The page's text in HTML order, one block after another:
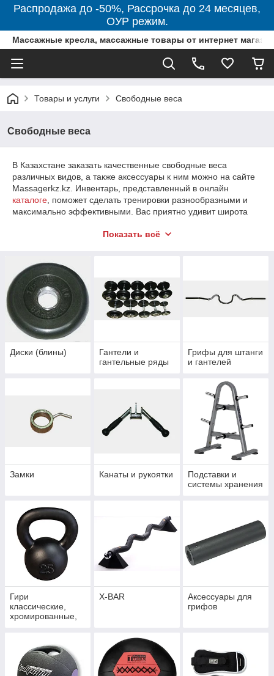
Распродажа до -50%, Рассрочка до 24 месяцев,
ОУР режим.
Массажные кресла, массажные товары от интернет
Товары и услуги Свободные веса
Свободные веса
В Казахстане заказать качественные свободные веса
различных видов, а также аксессуары к ним можно на сайте
Massagerkz.kz. Инвентарь, представленный в онлайн
каталоге , поможет сделать тренировки разнообразными и
максимально эффективными. Вас приятно удивит широта
товарами, а также высокий сервис обслуживания. Доставка
Показать всё
Диски (блины)
Гантели и
гантельные ряды
Грифы для штанги
и гантелей
Замки Канаты и рукоятки
Подставки и
системы хранения
Гири
классические,
хромированные,
X-BAR
Аксессуары для
грифов